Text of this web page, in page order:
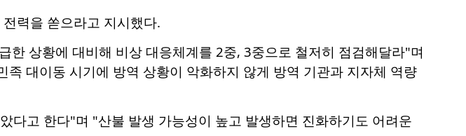
력을 쏟으라고 지시했다.
한 상황에 대비해 비상 대응체계를 2중, 3중으로 철저히 점검해달라"며
대이동 시기에 방역 상황이 악화하지 않게 방역 기관과 지자체 역량
다고 한다"며 "산불 발생 가능성이 높고 발생하면 진화하기도 어려운